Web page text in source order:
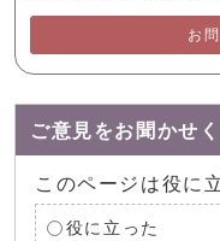
お
ご意見をお聞かせ
このページは役に
役に立った